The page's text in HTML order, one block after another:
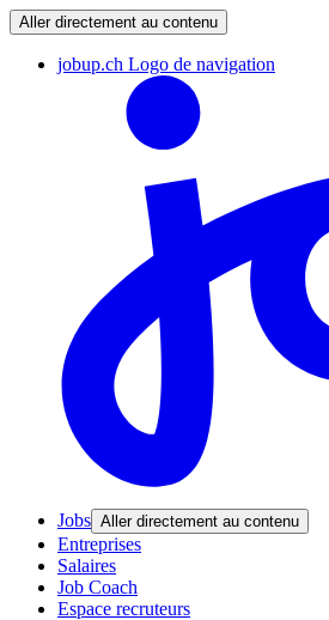
Aller directement au contenu
jobup.ch Logo de navigation
Jobs Aller directement au contenu
Entreprises
Salaires
Job Coach
Espace recruteurs